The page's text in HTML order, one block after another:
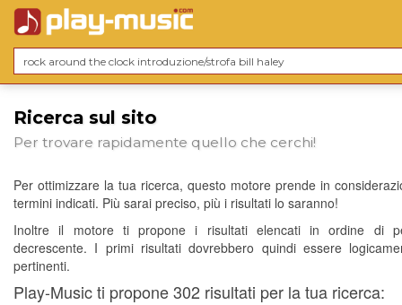
Ricerca sul sito
Per trovare rapidamente quello che cerchi!
Per ottimizzare la tua ricerca, questo motore prende in
termini indicati. Più sarai preciso, più i risultati lo saranno!
Inoltre il motore ti propone i risultati elencati in ordine di
decrescente. I primi risultati dovrebbero quindi essere
pertinenti.
Play-Music ti propone 302 risultati per la tua ricerca: